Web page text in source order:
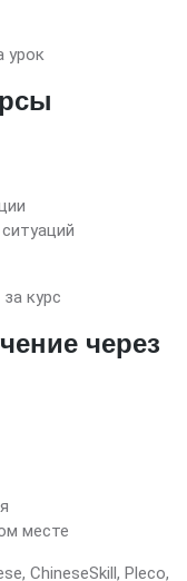
урок
курс
через
месте
ChineseSkill, Pleco,